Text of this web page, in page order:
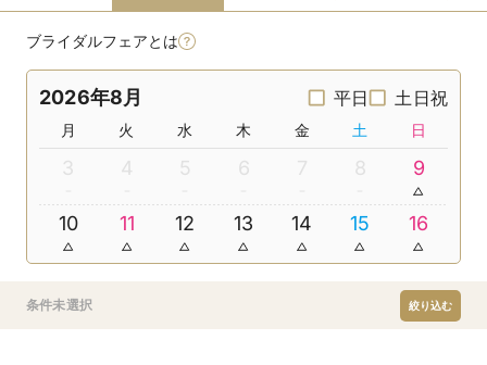
ブライダルフェアとは
2026年8月 平日 土日祝
月 火 水 木 金 土 日
3 4 5 6 7 8 9
10 11 12 13 14 15 16
条件未選択 絞り込む